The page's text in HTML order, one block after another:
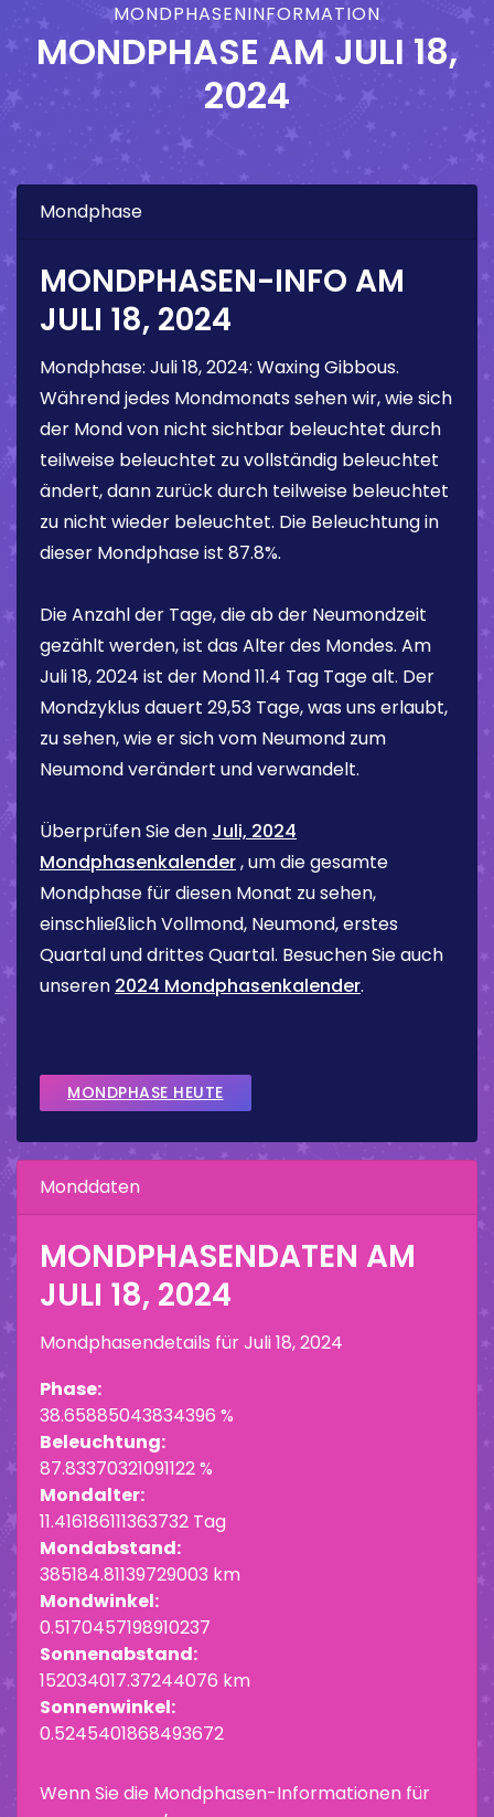
MONDPHASENINFORMATION
MONDPHASE AMJULI 18,
2024
Mondphase
MONDPHASEN-INFO AM
JULI 18, 2024
Mondphase: Juli 18, 2024: Waxing Gibbous.
Während jedes Mondmonats sehen wir, wie sich
der Mond von nicht sichtbar beleuchtet durch
teilweise beleuchtet zu vollständig beleuchtet
ändert, dann zurück durch teilweise beleuchtet
zu nicht wieder beleuchtet. Die Beleuchtung in
dieser Mondphase ist 87.8%.
Die Anzahl der Tage, die ab der Neumondzeit
gezählt werden, ist das Alter des Mondes. Am
Juli 18, 2024 ist der Mond11.4 Tag Tage alt. Der
Mondzyklus dauert 29,53 Tage, was uns erlaubt,
zu sehen, wie er sich vom Neumond zum
Neumond verändert und verwandelt.
Überprüfen Sie den Juli, 2024
Mondphasenkalender, um die gesamte
Mondphase für diesen Monat zu sehen,
einschließlich Vollmond, Neumond, erstes
Quartal und drittes Quartal. Besuchen Sie auch
unseren 2024 Mondphasenkalender.
MONDPHASE HEUTE
Monddaten
MONDPHASENDATEN AM
JULI 18, 2024
Mondphasendetails fürJuli 18, 2024
Phase:
38.65885043834396 %
Beleuchtung:
87.83370321091122 %
Mondalter:
11.416186111363732 Tag
Mondabstand:
385184.81139729003 km
Mondwinkel:
0.5170457198910237
Sonnenabstand:
152034017.37244076 km
Sonnenwinkel:
0.5245401868493672
Wenn Sie die Mondphasen-Informationen für